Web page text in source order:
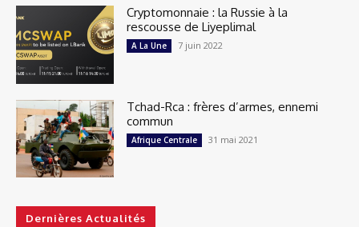
Cryptomonnaie : la Russie à la
rescousse de Liyeplimal
A La Une 7 juin 2022
Tchad-Rca : frères d’armes, ennemi
commun
Afrique Centrale 31 mai 2021
Dernières Actualités